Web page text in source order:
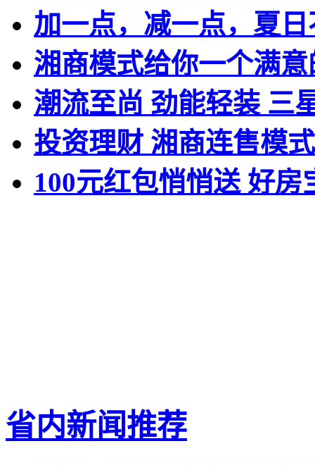
加一点，减一点，夏
湘商模式给你一个满
潮流至尚 劲能轻装 三
投资理财 湘商连售模
100元红包悄悄送 好
省内新闻推荐